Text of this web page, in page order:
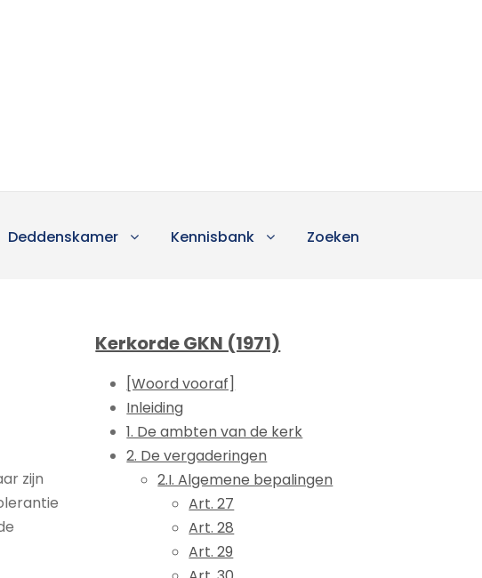
Deddenskamer Kennisbank Zoeken
zijn
Kerkorde GKN (1971)
[Woord vooraf]
Inleiding
1. De ambten van de kerk
2. De vergaderingen
2.I. Algemene bepalingen
Art. 27
Art. 28
Art. 29